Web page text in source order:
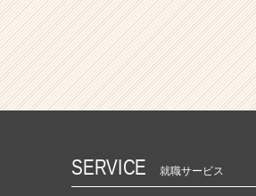
SERVICE 就職サービス